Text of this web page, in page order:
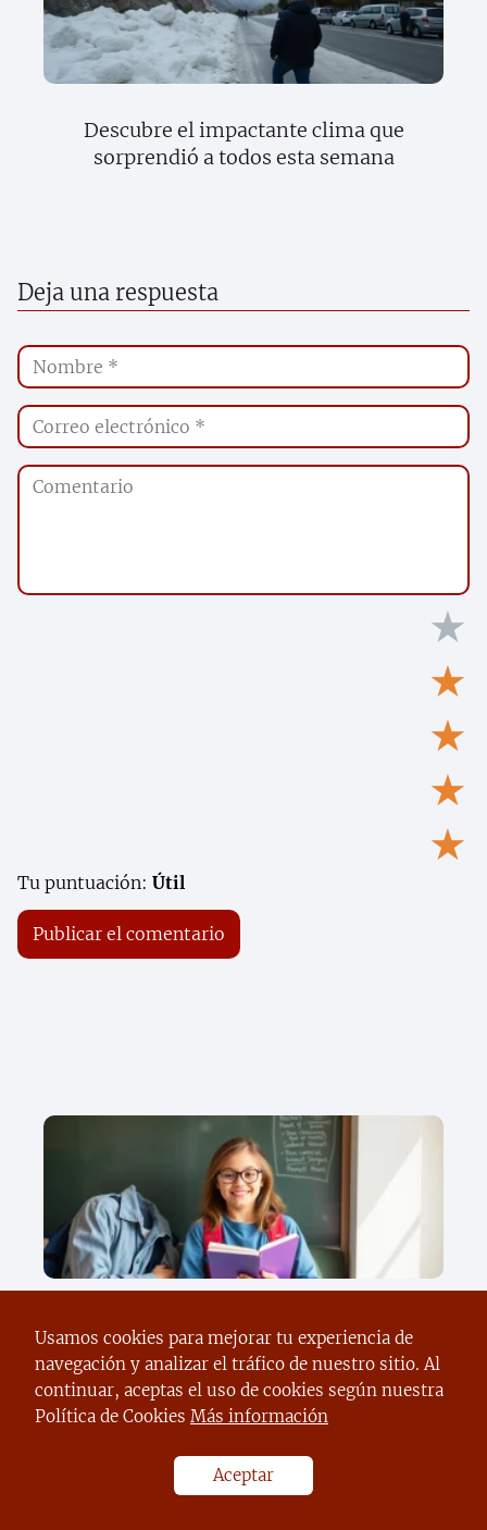
Descubre el impactante clima que
sorprendió a todos esta semana
Deja una respuesta
★
★
★
★
★
Tu puntuación: Útil
hijos en el regreso a clases sin
descuidar tu bienestar emocional
Usamos cookies para mejorar tu experiencia de
navegación y analizar el tráfico de nuestro sitio. Al
continuar, aceptas el uso de cookies según nuestra
Política de Cookies Más información
Aceptar